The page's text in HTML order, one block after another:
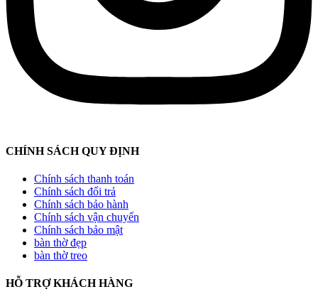
CHÍNH SÁCH QUY ĐỊNH
Chính sách thanh toán
Chính sách đổi trả
Chính sách bảo hành
Chính sách vận chuyển
Chính sách bảo mật
bàn thờ đẹp
bàn thờ treo
HỖ TRỢ KHÁCH HÀNG